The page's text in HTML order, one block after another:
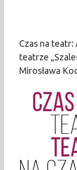
Czas na
teatrze
Mirosława